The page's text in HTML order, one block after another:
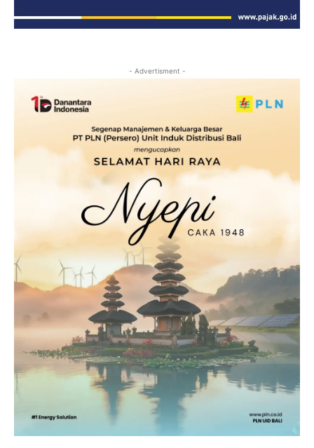
- Advertisment -